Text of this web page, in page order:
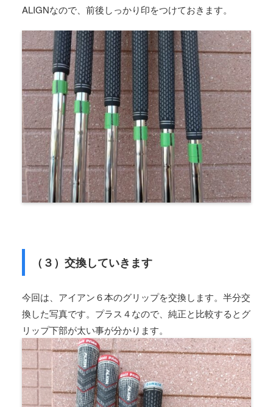
ALIGNなので、前後しっかり印をつけておきます。
（３）交換していきます
今回は、アイアン６本のグリップを交換します。半分交
換した写真です。プラス４なので、純正と比較するとグ
リップ下部が太い事が分かります。